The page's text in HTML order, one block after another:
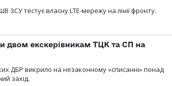
тестує власну LTE-мережу на лінії фронту.
двом екскерівникам ТЦК та СП на
ДБР викрило на незаконному «списанні» понад
захід.